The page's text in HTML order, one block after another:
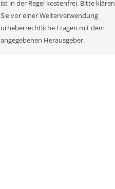
ist in der Regel kostenfrei. Bitte klären
Sie vor einer Weiterverwendung
urheberrechtliche Fragen mit dem
angegebenen Herausgeber.